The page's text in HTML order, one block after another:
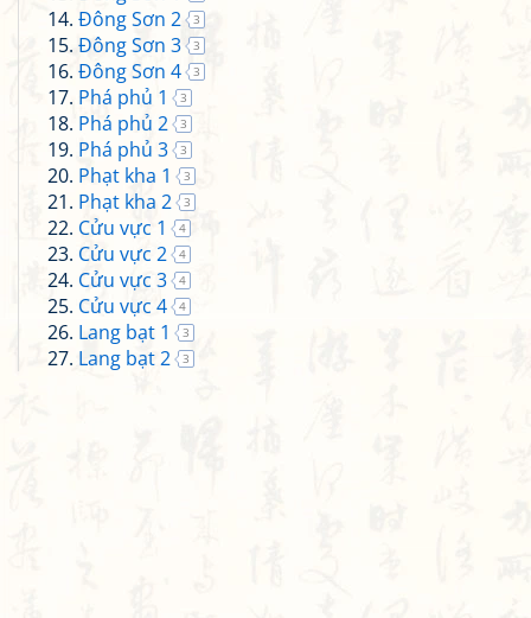
Đông Sơn 2 3
Đông Sơn 3 3
Đông Sơn 4 3
Phá phủ 1 3
Phá phủ 2 3
Phá phủ 3 3
Phạt kha 1 3
Phạt kha 2 3
Cửu vực 1 4
Cửu vực 2 4
Cửu vực 3 4
Cửu vực 4 4
Lang bạt 1 3
Lang bạt 2 3